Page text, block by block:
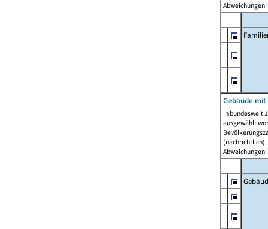
Abweichungen
Gebäude
In bundesweit
ausgewählt
Abweichungen